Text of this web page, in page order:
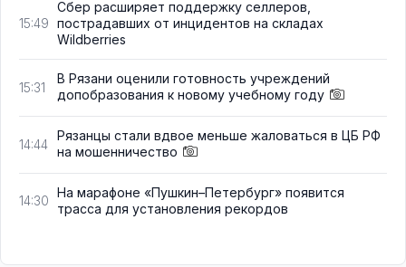
15:49
Сбер расширяет поддержку селлеров,
пострадавших от инцидентов на складах
Wildberries
15:31
В Рязани оценили готовность учреждений
допобразования к новому учебному году
14:44
Рязанцы стали вдвое меньше жаловаться в ЦБ РФ
на мошенничество
14:30
На марафоне «Пушкин–Петербург» появится
трасса для установления рекордов